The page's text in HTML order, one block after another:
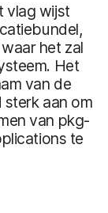
vlag wijst
het zal
Het
van de
aan om
van pkg-
te